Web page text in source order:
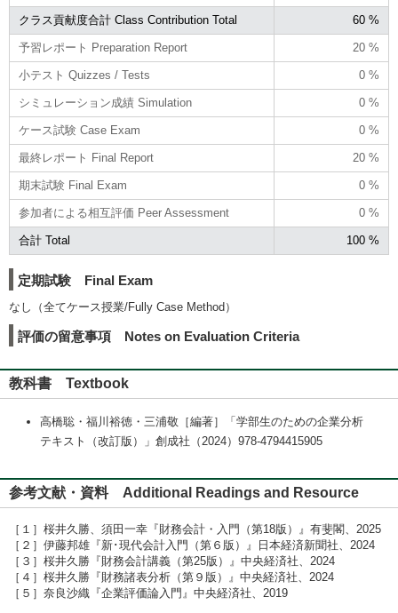
クラス貢献度合計 Class Contribution Total 60 %
予習レポート Preparation Report 20 %
小テスト Quizzes / Tests 0 %
シミュレーション成績 Simulation 0 %
ケース試験 Case Exam 0 %
最終レポート Final Report 20 %
期末試験 Final Exam 0 %
参加者による相互評価 Peer Assessment 0 %
合計 Total 100 %
定期試験 Final Exam
なし（全てケース授業/Fully Case Method）
評価の留意事項 Notes on Evaluation Criteria
教科書 Textbook
高橋聡・福川裕徳・三浦敬［編著］「学部生のための企業分析
テキスト（改訂版）」創成社（2024）978-4794415905
参考文献・資料 Additional Readings and Resource
［１］桜井久勝、須田一幸『財務会計・入門（第18版）』有斐閣、2025
［２］伊藤邦雄『新･現代会計入門（第６版）』日本経済新聞社、2024
［３］桜井久勝『財務会計講義（第25版）』中央経済社、2024
［４］桜井久勝『財務諸表分析（第９版）』中央経済社、2024
［５］奈良沙織『企業評価論入門』中央経済社、2019